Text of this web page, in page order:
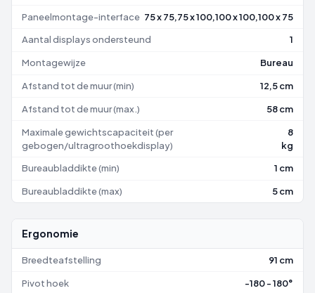
Paneelmontage-interface 75 x 75,75 x 100,100 x 100,100 x 75
Aantal displays ondersteund 1
Montagewijze Bureau
Afstand tot de muur (min) 12,5 cm
Afstand tot de muur (max.) 58 cm
Maximale gewichtscapaciteit (per
gebogen/ultragroothoekdisplay)
8
kg
Bureaubladdikte (min) 1 cm
Bureaubladdikte (max) 5 cm
Ergonomie
Breedteafstelling 91 cm
Pivot hoek -180 - 180°